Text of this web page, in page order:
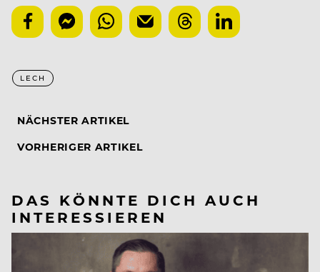
LECH
NÄCHSTER ARTIKEL
VORHERIGER ARTIKEL
DAS KÖNNTE DICH AUCH
INTERESSIEREN